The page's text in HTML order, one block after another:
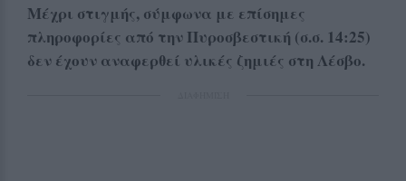
Μέχρι στιγμής, σύμφωνα με επίσημες
πληροφορίες από την Πυροσβεστική (σ.σ. 14:25)
δεν έχουν αναφερθεί υλικές ζημιές στη Λέσβο.